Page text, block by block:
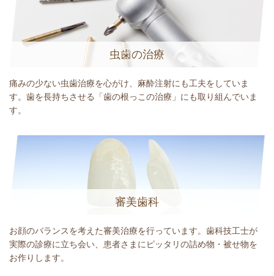
虫歯の治療
痛みの少ない虫歯治療を心がけ、麻酔注射にも工夫をしていま
す。歯を長持ちさせる「歯の根っこの治療」にも取り組んでいま
す。
審美歯科
お顔のバランスを考えた審美治療を行っています。歯科技工士が
実際の診療に立ち会い、患者さまにピッタリの詰め物・被せ物を
お作りします。